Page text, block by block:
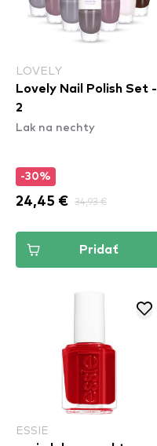
LOVELY
Lovely Nail Polish Set -
2
Lak na nechty
-30%
24,45 € 34,93 €
Pridať
ESSIE